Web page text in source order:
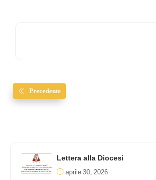
Precedente
Lettera alla Diocesi
aprile 30, 2026